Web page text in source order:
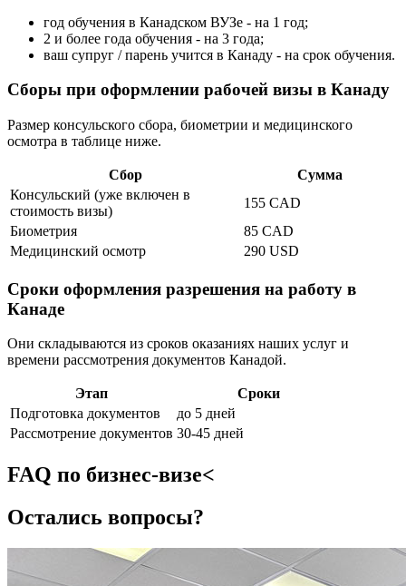
год обучения в Канадском ВУЗе - на 1 год;
2 и более года обучения - на 3 года;
ваш супруг / парень учится в Канаду - на срок обучения.
Сборы при оформлении рабочей визы в Канаду
Размер консульского сбора, биометрии и медицинского
осмотра в таблице ниже.
Сбор
Сумма
Консульский (уже включен в
стоимость визы)
155 CAD
Биометрия
85 CAD
Медицинский осмотр
290 USD
Сроки оформления разрешения на работу в
Канаде
Они складываются из сроков оказаниях наших услуг и
времени рассмотрения документов Канадой.
Этап
Сроки
Подготовка документов
до 5 дней
Рассмотрение документов 30-45 дней
FAQ по бизнес-визе<
Остались вопросы?